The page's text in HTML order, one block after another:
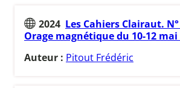
2024 Les Cahiers Clairaut. N°
Orage magnétique du 10-12 mai
Auteur : Pitout Frédéric